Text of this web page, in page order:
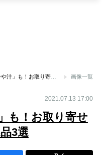
絶品の茅乃舎「冷や汁」も！お取り寄せひんやりグルメ夏の逸品3選 画像一覧
2021.07.13 17:00
も！お取り寄せ
3選